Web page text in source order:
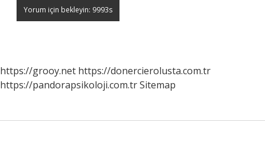
https://grooy.net https://donercierolusta.com.tr
https://pandorapsikoloji.com.trSitemap